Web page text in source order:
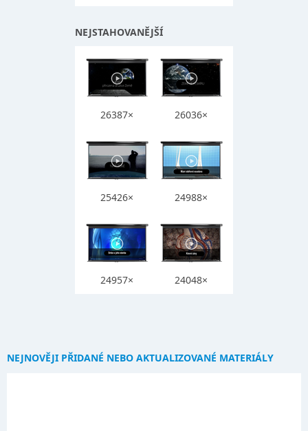
NEJSTAHOVANĚJŠÍ
26387× 26036×
25426× 24988×
24957× 24048×
NEJNOVĚJI PŘIDANÉ NEBO AKTUALIZOVANÉ MATERIÁLY